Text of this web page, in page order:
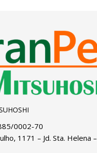
0002-70
1171 – Jd. Sta. Helena –